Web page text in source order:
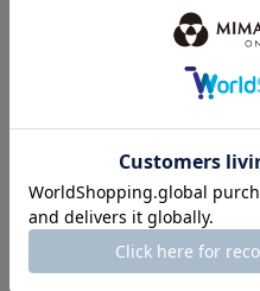
身長：150cm